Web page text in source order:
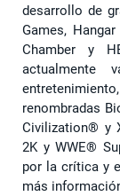
desarrollo de
Games,
Chamber y
actualmente
renombradas
Civilization® y
2K y WWE®
por la crítica y
más